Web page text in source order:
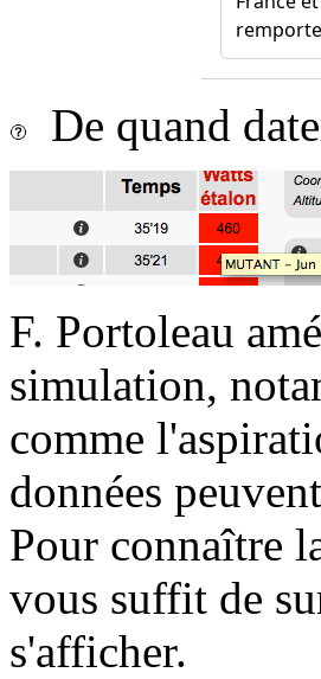
De quand
F. Portoleau
simulation,
comme
données
Pour connaître
vous suffit de
s'afficher.